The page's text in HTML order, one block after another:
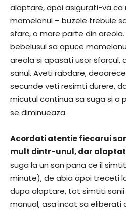
alaptare, apoi asigurati-va
mamelonul – buzele trebuie
sfarc, o mare parte din
bebelusul sa apuce
areola si apasati usor sfarcul,
sanul. Aveti rabdare,
secunde veti resimti durere,
micutul continua sa suga si a
se diminueaza.
Acordati atentie fiecarui
mult dintr-unul, dar
suga la un san pana ce il
minute), de abia apoi treceti
dupa alaptare, tot simtiti sanii
manual, asa incat sa eliberati